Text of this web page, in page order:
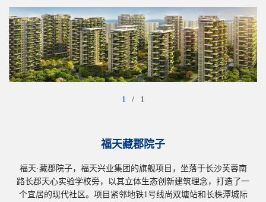
1 / 1
福天藏郡院子
福天·藏郡院子，福天兴业集团的旗舰项目，坐落于长沙芙蓉南
路长郡天心实验学校旁，以其立体生态创新建筑理念，打造了一
个宜居的现代社区。项目紧邻地铁1号线尚双塘站和长株潭城际